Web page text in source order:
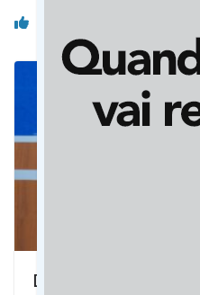
Deputado Caravina